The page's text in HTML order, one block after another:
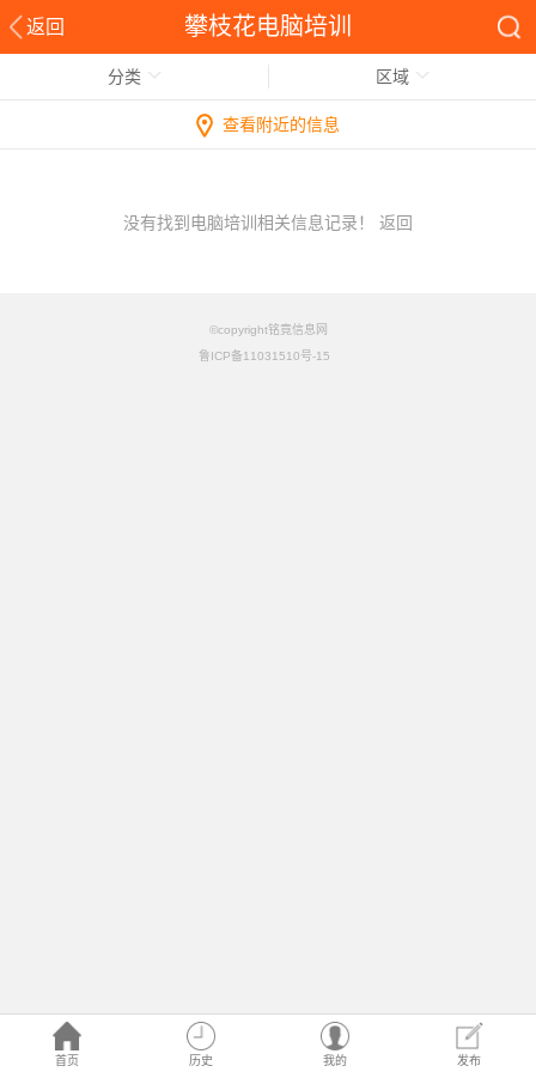
返回 攀枝花电脑培训
首页 历史 我的 发布
分类 区域
查看附近的信息
没有找到电脑培训相关信息记录！ 返回
©copyright铭竟信息网
鲁ICP备11031510号-15